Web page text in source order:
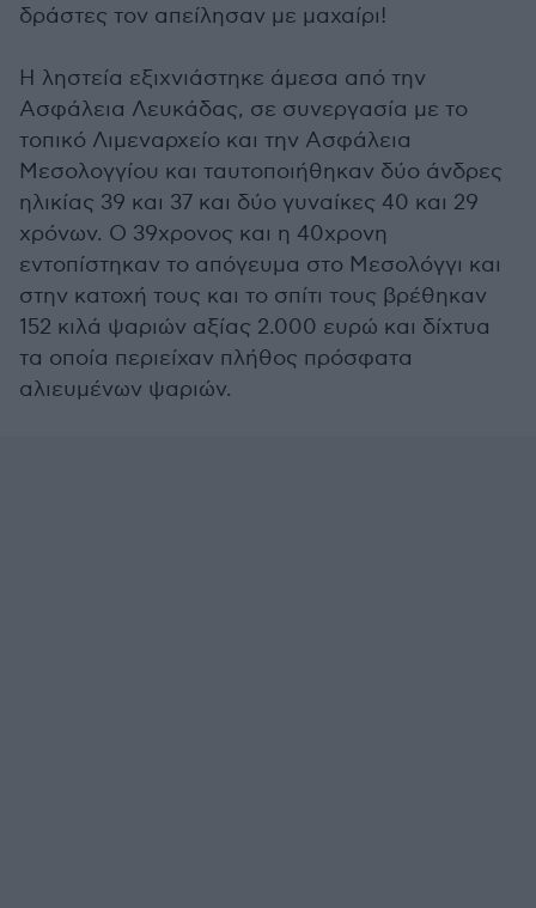
δράστες τον απείλησαν με μαχαίρι!
Η ληστεία εξιχνιάστηκε άμεσα από την
Ασφάλεια Λευκάδας, σε συνεργασία με το
τοπικό Λιμεναρχείο και την Ασφάλεια
Μεσολογγίου και ταυτοποιήθηκαν δύο άνδρες
ηλικίας 39 και 37 και δύο γυναίκες 40 και 29
χρόνων. Ο 39χρονος και η 40χρονη
εντοπίστηκαν το απόγευμα στο Μεσολόγγι και
στην κατοχή τους και το σπίτι τους βρέθηκαν
152 κιλά ψαριών αξίας 2.000 ευρώ και δίχτυα
τα οποία περιείχαν πλήθος πρόσφατα
αλιευμένων ψαριών.